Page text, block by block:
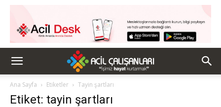
Ana Sayfa Etiketler Tayin şartları
Etiket: tayin şartları